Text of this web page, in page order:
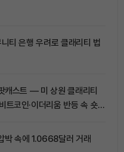
티 은행 우려로 클래리티 법
캐스트 — 미 상원 클래리티
트코인·이더리움 반등 속 숏
박 속에 1.0668달러 거래